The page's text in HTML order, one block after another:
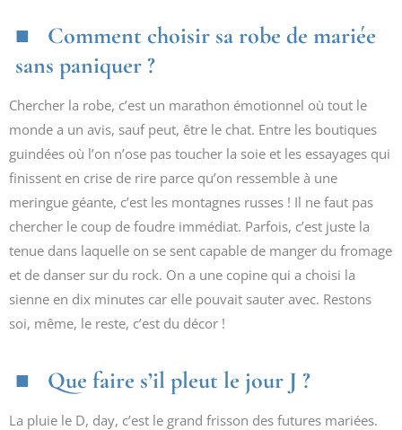
Comment choisir sa robe de mariée
sans paniquer ?
Chercher la robe, c’est un marathon émotionnel où tout le
monde a un avis, sauf peut, être le chat. Entre les boutiques
guindées où l’on n’ose pas toucher la soie et les essayages qui
finissent en crise de rire parce qu’on ressemble à une
meringue géante, c’est les montagnes russes ! Il ne faut pas
chercher le coup de foudre immédiat. Parfois, c’est juste la
tenue dans laquelle on se sent capable de manger du fromage
et de danser sur du rock. On a une copine qui a choisi la
sienne en dix minutes car elle pouvait sauter avec. Restons
soi, même, le reste, c’est du décor !
Que faire s’il pleut le jour J ?
La pluie le D, day, c’est le grand frisson des futures mariées.